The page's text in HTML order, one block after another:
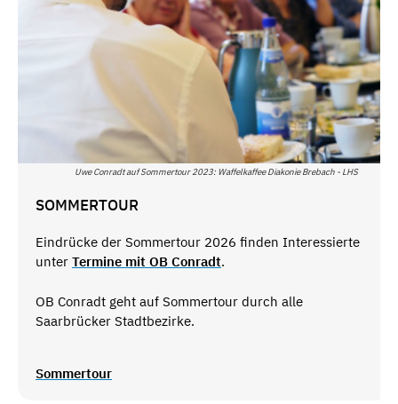
Uwe Conradt auf Sommertour 2023: Waffelkaffee Diakonie Brebach - LHS
SOMMERTOUR
Eindrücke der Sommertour 2026 finden Interessierte
unter Termine mit OB Conradt.
OB Conradt geht auf Sommertour durch alle
Saarbrücker Stadtbezirke.
Sommertour